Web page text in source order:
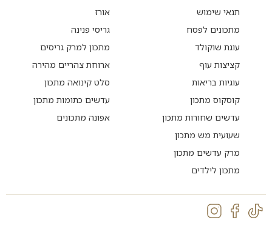
תנאי שימוש
מתכונים לפסח
עוגת שוקולד
קציצות עוף
עוגיות בריאות
קוסקוס מתכון
עדשים שחורות מתכון
שעועית מש מתכון
מרק עדשים מתכון
מתכון לילדים
אורז
גריסי פנינה
מתכון למרק גריסים
ארוחת צהריים מהירה
סלט קינואה מתכון
עדשים כתומות מתכון
אפונה מתכונים